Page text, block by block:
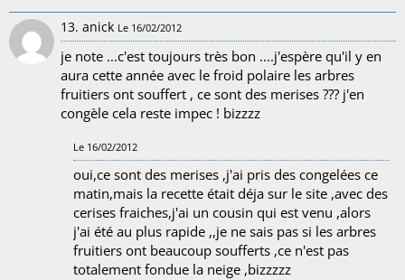
13. anick Le 16/02/2012
je note ...c'est toujours très bon ....j'espère qu'il y en
aura cette année avec le froid polaire les arbres
fruitiers ont souffert , ce sont des merises ??? j'en
congèle cela reste impec ! bizzzz
Le 16/02/2012
oui,ce sont des merises ,j'ai pris des congelées ce
matin,mais la recette était déja sur le site ,avec des
cerises fraiches,j'ai un cousin qui est venu ,alors
j'ai été au plus rapide ,,je ne sais pas si les arbres
fruitiers ont beaucoup soufferts ,ce n'est pas
totalement fondue la neige ,bizzzzz